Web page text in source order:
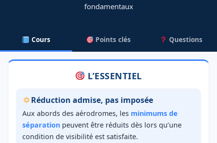
fondamentaux
Cours Points clés Questions
L’ESSENTIEL
Réduction admise, pas imposée
Aux abords des aérodromes, les minimums de
séparation peuvent être réduits dès lors qu’une
condition de visibilité est satisfaite.